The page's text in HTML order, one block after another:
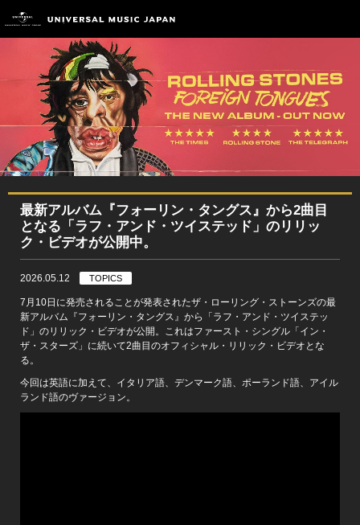
最新アルバム『フォーリン・タングス』から2曲目
となる「ラフ・アンド・ツイステッド」のリリッ
ク・ビデオが公開中。
2026.05.12 TOPICS
7月10日に発売されることが発表されたザ・ローリング・ストーンズの最
新アルバム『フォーリン・タングス』から「ラフ・アンド・ツイステッ
ド」のリリック・ビデオが公開。これはファースト・シングル「イン・
ザ・スターズ」に続いて2曲目のオフィシャル・リリック・ビデオとな
る。
今回は英語に加えて、イタリア語、デンマーク語、ポーランド語、アイル
ランド語のヴァージョン。